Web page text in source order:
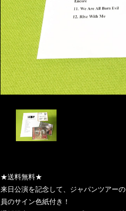
★送料無料★
来日公演を記念して、ジャパンツアー
員のサイン色紙付き！